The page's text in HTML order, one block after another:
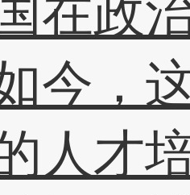
在政
今，
人才